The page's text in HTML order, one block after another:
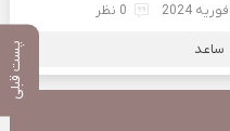
پست قبلی
0 نظر
ساعد